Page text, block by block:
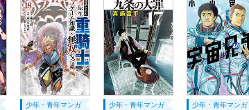
少年・青年マンガ 少年・青年マンガ 少年・青年マンガ